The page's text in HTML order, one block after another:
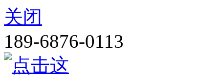
关闭
189-6876-0113